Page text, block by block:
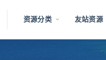
资源分类 友站资源